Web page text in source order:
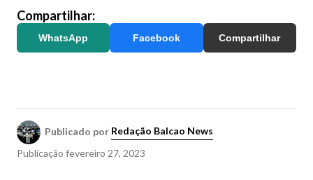
Compartilhar:
WhatsApp Facebook Compartilhar
Publicado por Redação Balcao News
Publicação fevereiro 27, 2023